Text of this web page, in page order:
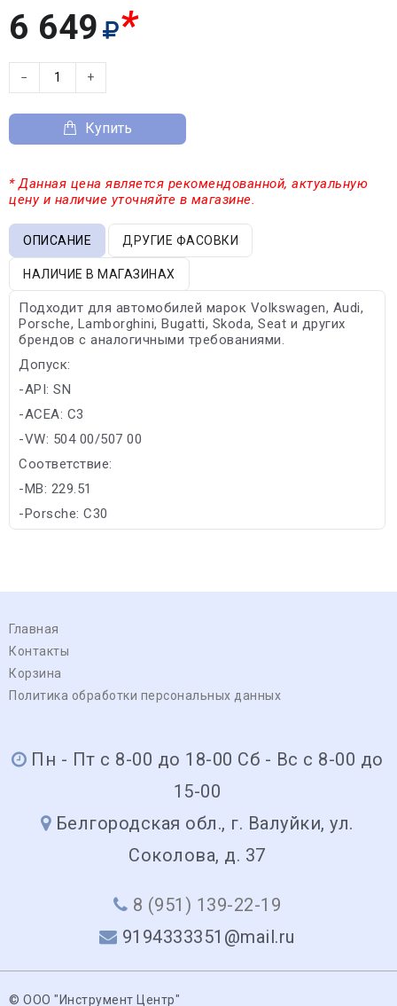
6 649 *
− +
Купить
* Данная цена является рекомендованной, актуальную
цену и наличие уточняйте в магазине.
ОПИСАНИЕ ДРУГИЕ ФАСОВКИ
НАЛИЧИЕ В МАГАЗИНАХ
Подходит для автомобилей марок Volkswagen, Audi,
Porsche, Lamborghini, Bugatti, Skoda, Seat и других
брендов с аналогичными требованиями.
Допуск:
-API: SN
-ACEA: C3
-VW: 504 00/507 00
Соответствие:
-MB: 229.51
-Porsche: C30
Главная
Контакты
Корзина
Политика обработки персональных данных
Пн - Пт с 8-00 до 18-00 Сб - Вс с 8-00 до
15-00
Белгородская обл., г. Валуйки, ул.
Соколова, д. 37
8 (951) 139-22-19
9194333351@mail.ru
© ООО "Инструмент Центр"